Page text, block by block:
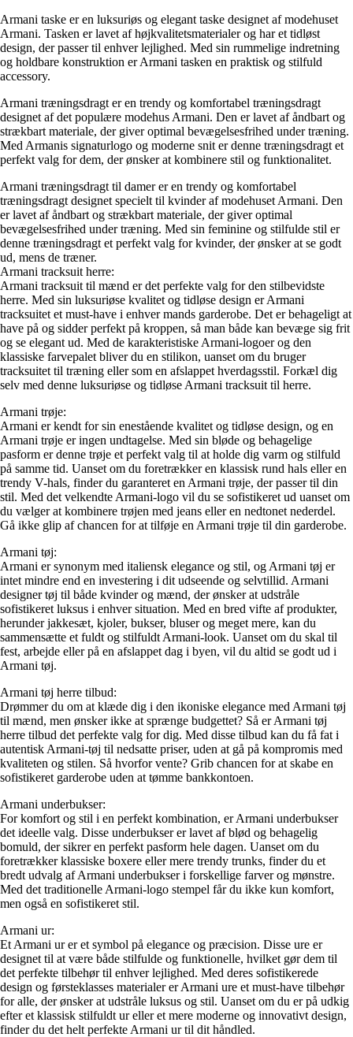
Armani taske er en luksuriøs og elegant taske designet af modehuset
Armani. Tasken er lavet af højkvalitetsmaterialer og har et tidløst
design, der passer til enhver lejlighed. Med sin rummelige indretning
og holdbare konstruktion er Armani tasken en praktisk og stilfuld
accessory.
Armani træningsdragt er en trendy og komfortabel træningsdragt
designet af det populære modehus Armani. Den er lavet af åndbart og
strækbart materiale, der giver optimal bevægelsesfrihed under træning.
Med Armanis signaturlogo og moderne snit er denne træningsdragt et
perfekt valg for dem, der ønsker at kombinere stil og funktionalitet.
Armani træningsdragt til damer er en trendy og komfortabel
træningsdragt designet specielt til kvinder af modehuset Armani. Den
er lavet af åndbart og strækbart materiale, der giver optimal
bevægelsesfrihed under træning. Med sin feminine og stilfulde stil er
denne træningsdragt et perfekt valg for kvinder, der ønsker at se godt
ud, mens de træner.
Armani tracksuit herre:
Armani tracksuit til mænd er det perfekte valg for den stilbevidste
herre. Med sin luksuriøse kvalitet og tidløse design er Armani
tracksuitet et must-have i enhver mands garderobe. Det er behageligt at
have på og sidder perfekt på kroppen, så man både kan bevæge sig frit
og se elegant ud. Med de karakteristiske Armani-logoer og den
klassiske farvepalet bliver du en stilikon, uanset om du bruger
tracksuitet til træning eller som en afslappet hverdagsstil. Forkæl dig
selv med denne luksuriøse og tidløse Armani tracksuit til herre.
Armani trøje:
Armani er kendt for sin enestående kvalitet og tidløse design, og en
Armani trøje er ingen undtagelse. Med sin bløde og behagelige
pasform er denne trøje et perfekt valg til at holde dig varm og stilfuld
på samme tid. Uanset om du foretrækker en klassisk rund hals eller en
trendy V-hals, finder du garanteret en Armani trøje, der passer til din
stil. Med det velkendte Armani-logo vil du se sofistikeret ud uanset om
du vælger at kombinere trøjen med jeans eller en nedtonet nederdel.
Gå ikke glip af chancen for at tilføje en Armani trøje til din garderobe.
Armani tøj:
Armani er synonym med italiensk elegance og stil, og Armani tøj er
intet mindre end en investering i dit udseende og selvtillid. Armani
designer tøj til både kvinder og mænd, der ønsker at udstråle
sofistikeret luksus i enhver situation. Med en bred vifte af produkter,
herunder jakkesæt, kjoler, bukser, bluser og meget mere, kan du
sammensætte et fuldt og stilfuldt Armani-look. Uanset om du skal til
fest, arbejde eller på en afslappet dag i byen, vil du altid se godt ud i
Armani tøj.
Armani tøj herre tilbud:
Drømmer du om at klæde dig i den ikoniske elegance med Armani tøj
til mænd, men ønsker ikke at sprænge budgettet? Så er Armani tøj
herre tilbud det perfekte valg for dig. Med disse tilbud kan du få fat i
autentisk Armani-tøj til nedsatte priser, uden at gå på kompromis med
kvaliteten og stilen. Så hvorfor vente? Grib chancen for at skabe en
sofistikeret garderobe uden at tømme bankkontoen.
Armani underbukser:
For komfort og stil i en perfekt kombination, er Armani underbukser
det ideelle valg. Disse underbukser er lavet af blød og behagelig
bomuld, der sikrer en perfekt pasform hele dagen. Uanset om du
foretrækker klassiske boxere eller mere trendy trunks, finder du et
bredt udvalg af Armani underbukser i forskellige farver og mønstre.
Med det traditionelle Armani-logo stempel får du ikke kun komfort,
men også en sofistikeret stil.
Armani ur:
Et Armani ur er et symbol på elegance og præcision. Disse ure er
designet til at være både stilfulde og funktionelle, hvilket gør dem til
det perfekte tilbehør til enhver lejlighed. Med deres sofistikerede
design og førsteklasses materialer er Armani ure et must-have tilbehør
for alle, der ønsker at udstråle luksus og stil. Uanset om du er på udkig
efter et klassisk stilfuldt ur eller et mere moderne og innovativt design,
finder du det helt perfekte Armani ur til dit håndled.